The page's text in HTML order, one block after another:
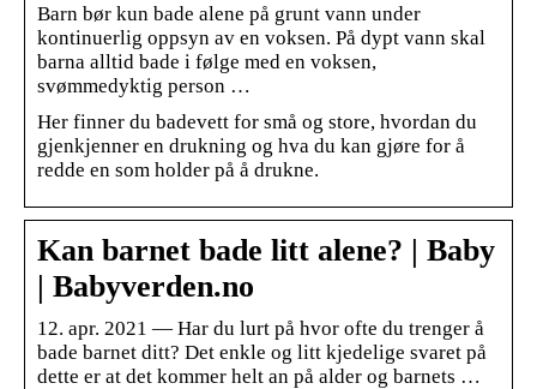
Barn bør kun bade alene på grunt vann under
kontinuerlig oppsyn av en voksen. På dypt vann skal
barna alltid bade i følge med en voksen,
svømmedyktig person …
Her finner du badevett for små og store, hvordan du
gjenkjenner en drukning og hva du kan gjøre for å
redde en som holder på å drukne.
Kan barnet bade litt alene? | Baby
| Babyverden.no
12. apr. 2021 — Har du lurt på hvor ofte du trenger å
bade barnet ditt? Det enkle og litt kjedelige svaret på
dette er at det kommer helt an på alder og barnets …